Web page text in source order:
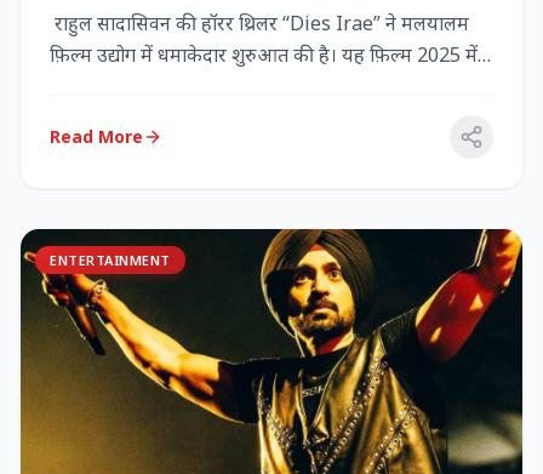
राहुल सादासिवन की हॉरर थ्रिलर “Dies Irae” ने मलयालम
फ़िल्म उद्योग में धमाकेदार शुरुआत की है। यह फ़िल्म 2025 में
Read More
ENTERTAINMENT